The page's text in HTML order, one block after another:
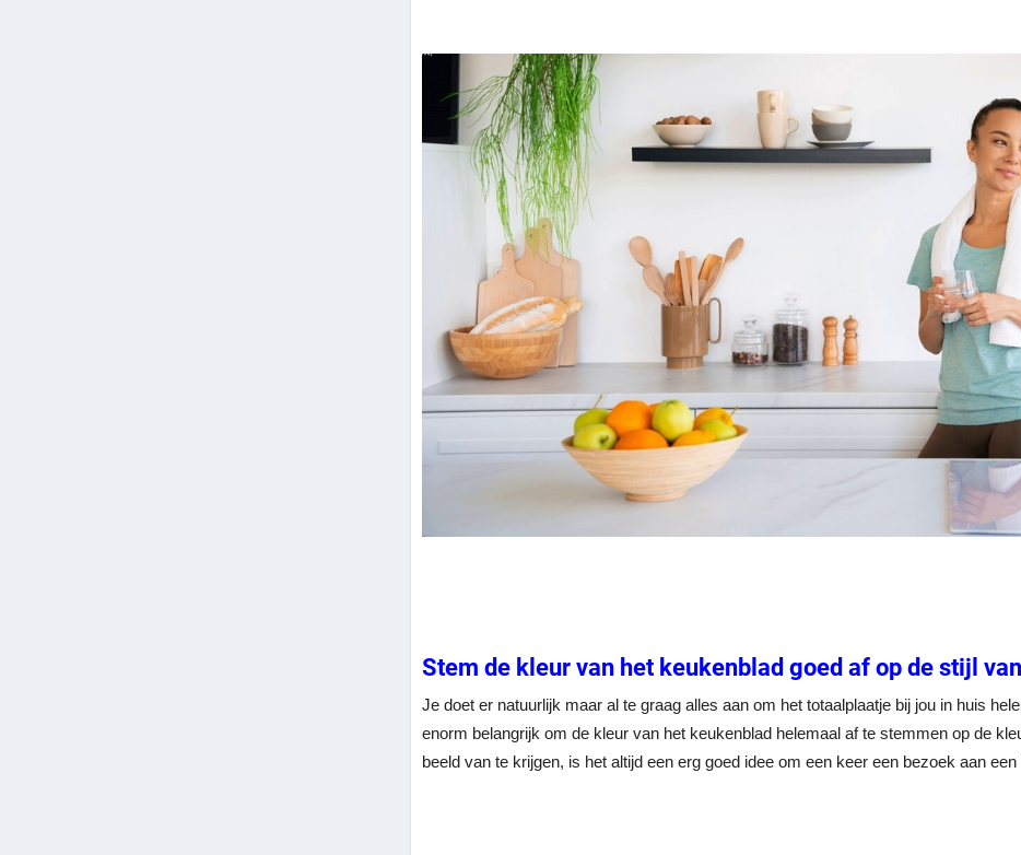
Stem de kleur van het keukenblad goed af op de stijl
Je doet er natuurlijk maar al te graag alles aan om het totaalplaatje bij jou in huis
enorm belangrijk om de kleur van het keukenblad helemaal af te stemmen op de
beeld van te krijgen, is het altijd een erg goed idee om een keer een bezoek aan